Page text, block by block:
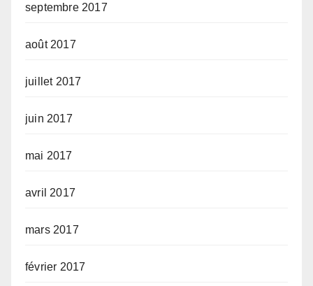
septembre 2017
août 2017
juillet 2017
juin 2017
mai 2017
avril 2017
mars 2017
février 2017